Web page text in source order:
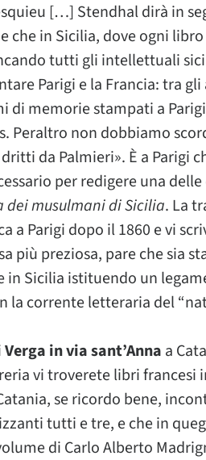
[…] Stendhal dirà in
che in Sicilia, dove ogni
tutti gli intellettuali
Parigi e la Francia: tra
di memorie stampati a
Peraltro non dobbiamo
da Palmieri». È a Parigi
per redigere una
dei musulmani di Sicilia. La
a Parigi dopo il 1860 e vi
più preziosa, pare che sia
in Sicilia istituendo un
la corrente letteraria del
in via sant’Anna a
vi troverete libri francesi
se ricordo bene,
tutti e tre, e che in
di Carlo Alberto